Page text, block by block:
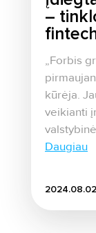
–
„Forbis
kūrėja.
veikianti
Daugiau
2024.08.02